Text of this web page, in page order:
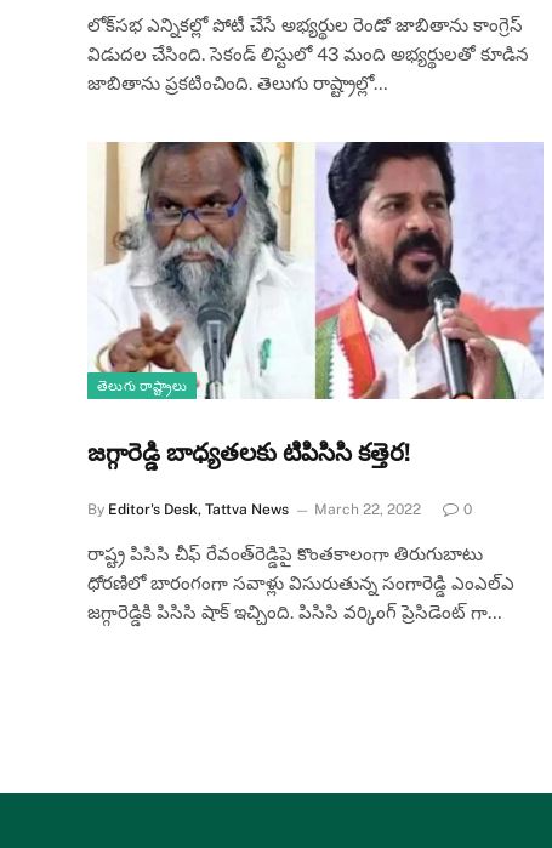
లోక్‌సభ ఎన్నికల్లో పోటీ చేసే అభ్యర్థుల రెండో జాబితాను కాంగ్రెస్‌
విడుదల చేసింది. సెకండ్ లిస్టులో 43 మంది అభ్యర్థులతో కూడిన
జాబితాను ప్రకటించింది. తెలుగు రాష్ట్రాల్లో…
తెలుగు రాష్ట్రాలు
జగ్గారెడ్డి బాధ్యతలకు టిపిసిసి కత్తెర!
By Editor's Desk, Tattva News March 22, 2022 0
రాష్ట్ర పిసిసి చీఫ్ రేవంత్‌రెడ్డిపై కొంతకాలంగా తిరుగుబాటు
ధోరణిలో బారంగంగా సవాళ్లు విసురుతున్న సంగారెడ్డి ఎంఎల్‌ఎ
జగ్గారెడ్డికి పిసిసి షాక్ ఇచ్చింది. పిసిసి వర్కింగ్ ప్రెసిడెంట్ గా…